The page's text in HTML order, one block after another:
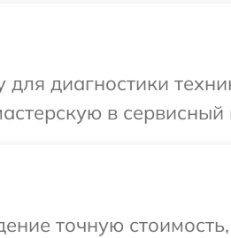
диагностики
в сервисный
точную